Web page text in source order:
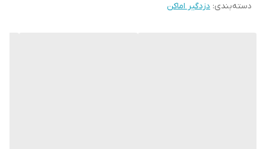
دسته‌بندی: دزدگیر اماکن